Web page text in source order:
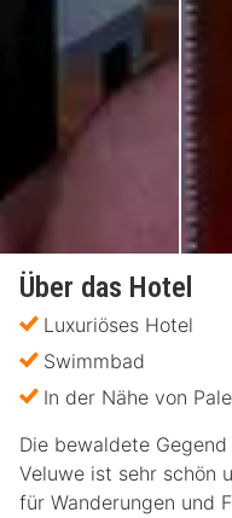
Über das Hotel
Luxuriöses Hotel
Swimmbad
In der Nähe von
Die bewaldete
Veluwe ist sehr schön
für Wanderungen und